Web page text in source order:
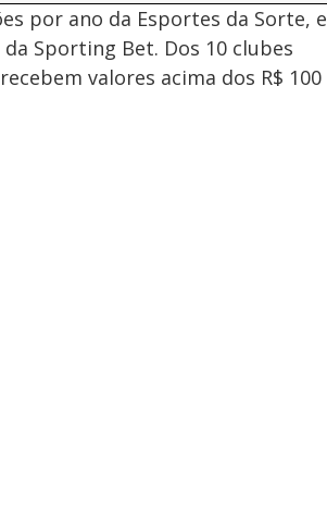
por ano da Esportes da Sorte, e
Sporting Bet. Dos 10 clubes
valores acima dos R$ 100